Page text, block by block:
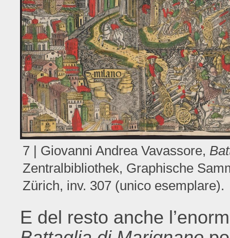
7 | Giovanni Andrea Vavassore,
Zentralbibliothek, Graphische
Zürich, inv. 307 (unico esemplare).
E del resto anche